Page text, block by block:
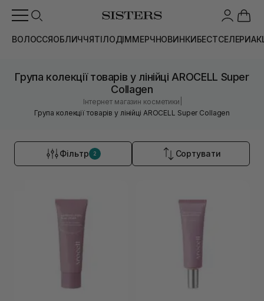
ВОЛОССЯОБЛИЧЧЯТІЛОДІММЕРЧНОВИНКИБЕСТСЕЛЕРИ
Група колекції товарів у лінійці AROCELL Super
Collagen
Інтернет магазин косметики
Група колекції товарів у лінійці AROCELL Super Collagen
Фільтр 2 Сортувати